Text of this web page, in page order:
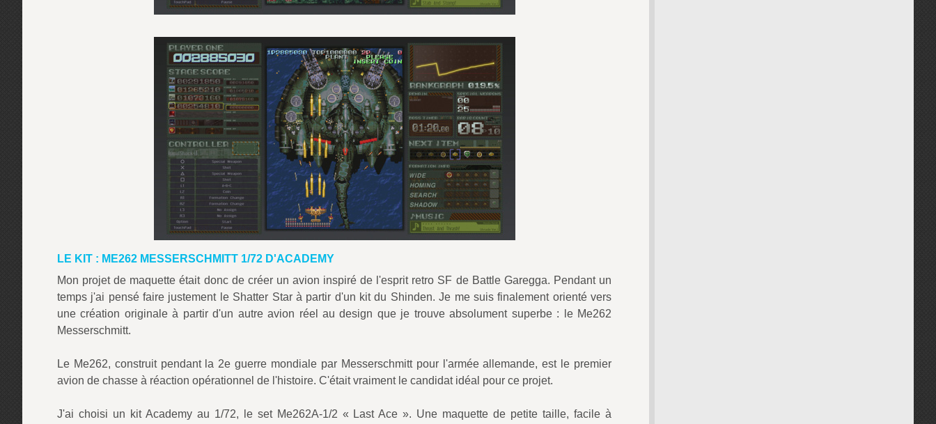
LE KIT : ME262 MESSERSCHMITT 1/72 D'ACADEMY
Mon projet de maquette était donc de créer un avion inspiré de l'esprit retro SF de Battle Garegga. Pendant un
temps j'ai pensé faire justement le Shatter Star à partir d'un kit du Shinden. Je me suis finalement orienté vers
une création originale à partir d'un autre avion réel au design que je trouve absolument superbe : le Me262
Messerschmitt.
Le Me262, construit pendant la 2e guerre mondiale par Messerschmitt pour l'armée allemande, est le premier
avion de chasse à réaction opérationnel de l'histoire. C'était vraiment le candidat idéal pour ce projet.
J'ai choisi un kit Academy au 1/72, le set Me262A-1/2 « Last Ace ». Une maquette de petite taille, facile à